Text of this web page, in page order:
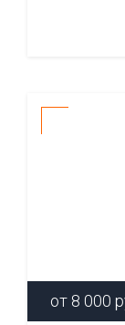
от 8 000